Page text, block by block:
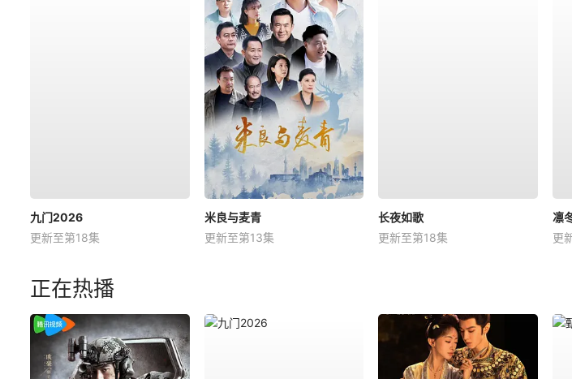
九门2026
更新至第18集
米良与麦青
更新至第13集
长夜如歌
更新至第18集
凛
更
正在热播